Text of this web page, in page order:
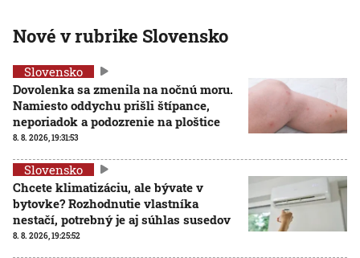
Nové v rubrike Slovensko
Slovensko
Dovolenka sa zmenila na nočnú moru.
Namiesto oddychu prišli štípance,
neporiadok a podozrenie na ploštice
8. 8. 2026, 19:31:53
Slovensko
Chcete klimatizáciu, ale bývate v
bytovke? Rozhodnutie vlastníka
nestačí, potrebný je aj súhlas susedov
8. 8. 2026, 19:25:52